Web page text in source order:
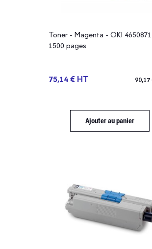
Toner - Magenta - OKI
1500 pages
75,14 € HT
Ajouter au panier